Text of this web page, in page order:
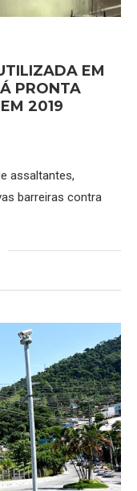
EM
PRONTA
2019
assaltantes,
barreiras contra